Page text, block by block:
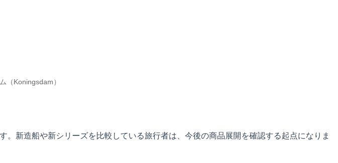
（Koningsdam）
新造船や新シリーズを比較している旅行者は、今後の商品展開を確認する起点になりま